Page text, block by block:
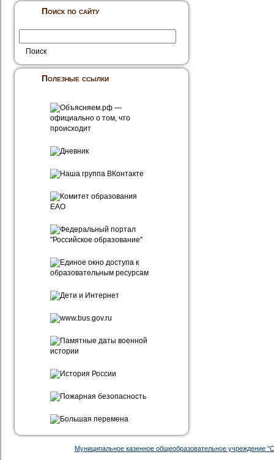
Поиск по сайту
Полезные ссылки
Муниципальное казенное общеобразовательное учреждение